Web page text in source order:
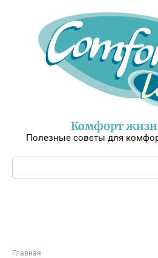
Комфорт
Полезные советы для
Поиск:
Главная